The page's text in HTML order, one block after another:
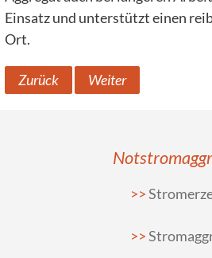
Einsatz und unterstützt einen
Ort.
Zurück Weiter